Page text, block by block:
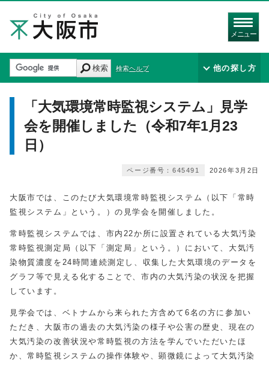
メニュー
検索 検索ヘルプ 他の探し方
「大気環境常時監視システム」見学
会を開催しました（令和7年1月23
日）
2026年3月2日
ページ番号：645491
大阪市では、このたび大気環境常時監視システム（以下「常時
監視システム」という。）の見学会を開催しました。
常時監視システムでは、市内22か所に設置されている大気汚染
常時監視測定局（以下「測定局」という。）において、大気汚
染物質濃度を24時間連続測定し、収集した大気環境のデータを
グラフ等で見える化することで、市内の大気汚染の状況を把握
しています。
見学会では、ベトナムから来られた方含めて6名の方に参加い
ただき、大阪市の過去の大気汚染の様子や公害の歴史、現在の
大気汚染の改善状況や常時監視の方法を学んでいただいたほ
か、常時監視システムの操作体験や、顕微鏡によって大気汚染